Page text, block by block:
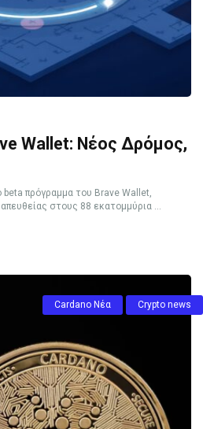
Wallet: Νέος Δρόμος,
πρόγραμμα του Brave Wallet,
στους 88 εκατομμύρια ...
Cardano Νέα Crypto news